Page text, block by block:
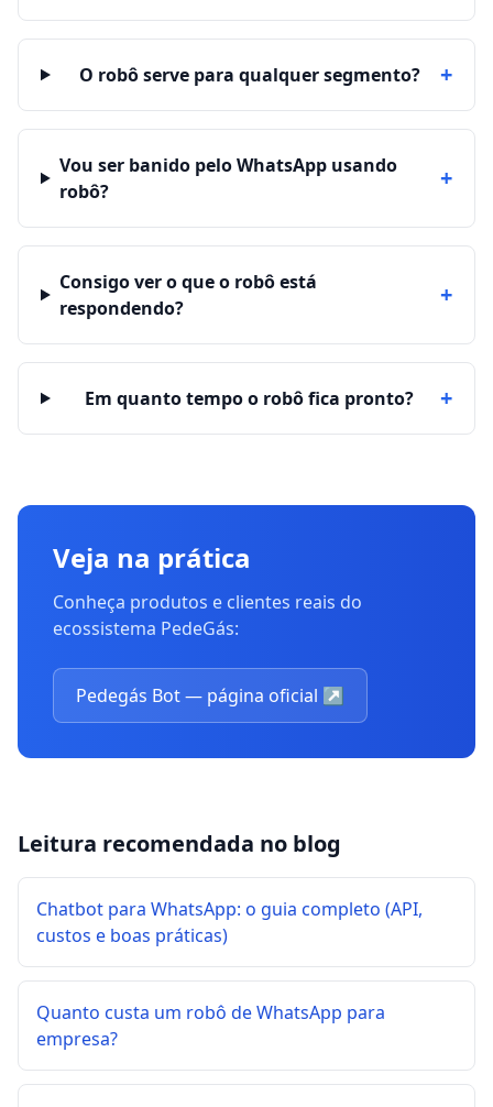
O robô serve para qualquer segmento? +
Vou ser banido pelo WhatsApp usando
robô?
+
Consigo ver o que o robô está
respondendo?
+
Em quanto tempo o robô fica pronto? +
Veja na prática
Conheça produtos e clientes reais do
ecossistema PedeGás:
Pedegás Bot — página oficial ↗
Leitura recomendada no blog
Chatbot para WhatsApp: o guia completo (API,
custos e boas práticas)
Quanto custa um robô de WhatsApp para
empresa?